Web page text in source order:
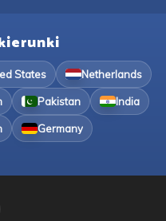
States Netherlands
Pakistan India
Germany